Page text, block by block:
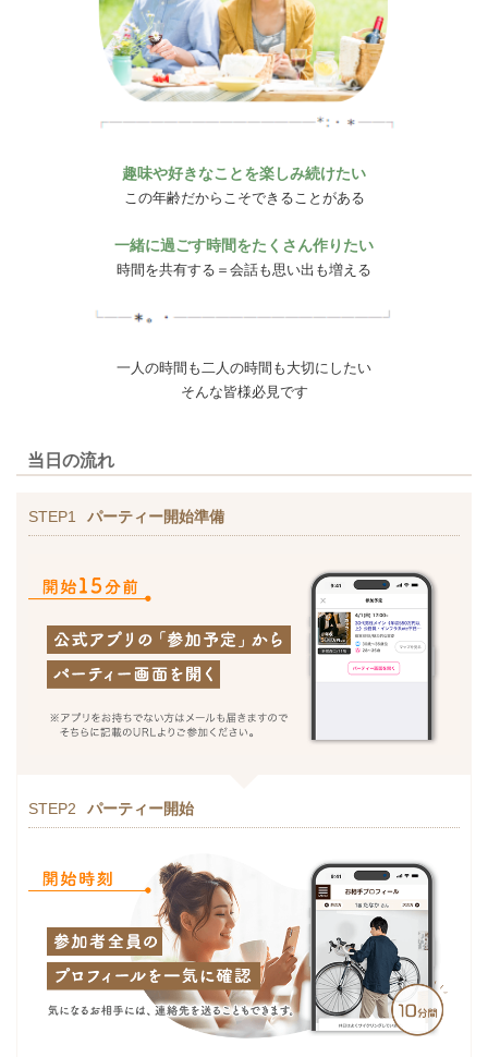
趣味や好きなことを楽しみ続けたい
この年齢だからこそできることがある
一緒に過ごす時間をたくさん作りたい
時間を共有する＝会話も思い出も増える
一人の時間も二人の時間も大切にしたい
そんな皆様必見です
当日の流れ
STEP1 パーティー開始準備
STEP2 パーティー開始